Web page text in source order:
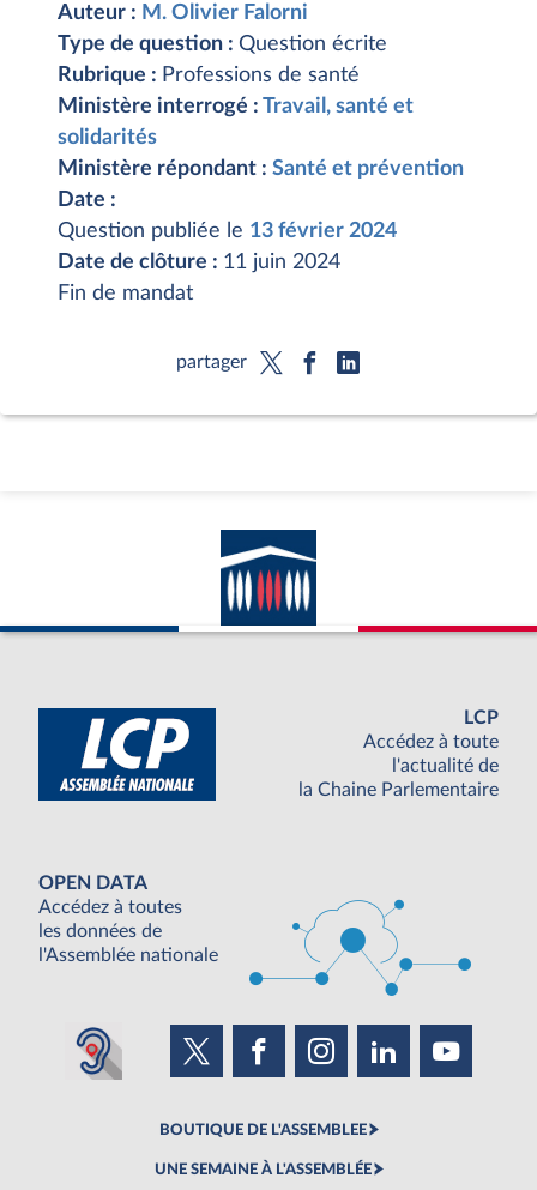
Auteur : M. Olivier Falorni
Type de question : Question écrite
Rubrique : Professions de santé
Ministère interrogé : Travail, santé et
solidarités
Ministère répondant : Santé et prévention
Date :
Question publiée le 13 février 2024
Date de clôture : 11 juin 2024
Fin de mandat
partager
LCP
Accédez à toute
l'actualité de
la Chaine Parlementaire
OPEN DATA
Accédez à toutes
les données de
l'Assemblée nationale
BOUTIQUE DE L'ASSEMBLEE
UNE SEMAINE À L'ASSEMBLÉE